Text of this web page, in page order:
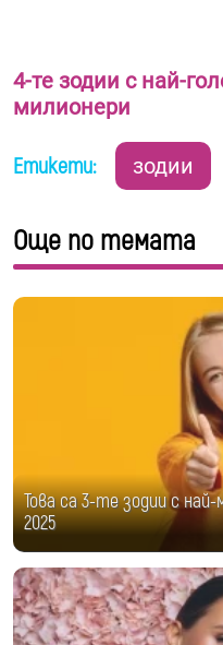
4-те зодии с най-
милионери
Етикети: зодии
Още по темата
Това са 3-те зодии с
2025